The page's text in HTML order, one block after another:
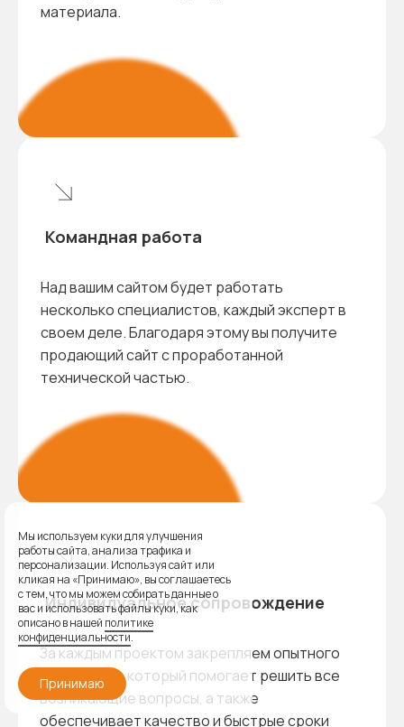
материала.
Командная работа
Над вашим сайтом будет работать
несколько специалистов, каждый эксперт в
своем деле. Благодаря этому вы получите
продающий сайт с проработанной
технической частью.
Индивидуальное сопровождение
За каждым проектом закрепляем опытного
менеджера, который помогает решить все
возникающие вопросы, а также
обеспечивает качество и быстрые сроки
Мы используем куки для улучшения
работы сайта, анализа трафика и
персонализации. Используя сайт или
кликая на «Принимаю», вы соглашаетесь
с тем, что мы можем собирать данные о
вас и использовать файлы куки, как
описано в нашей политике
конфиденциальности.
Принимаю